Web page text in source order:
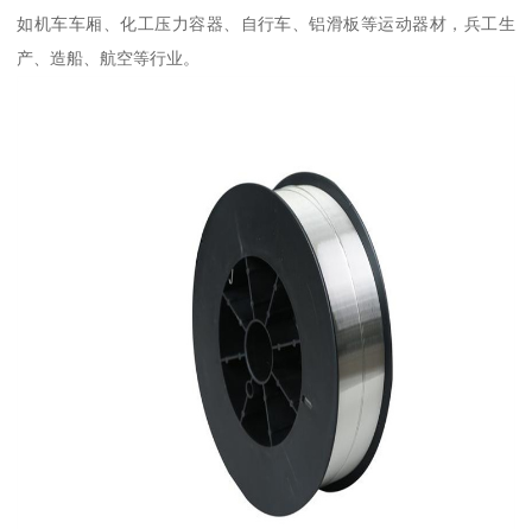
如机车车厢、化工压力容器、自行车、铝滑板等运动器材，兵工生
产、造船、航空等行业。